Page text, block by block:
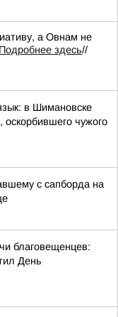
а Овнам не
Подробнее здесь//
в Шимановске
чужого
с сапборда на
благовещенцев:
День